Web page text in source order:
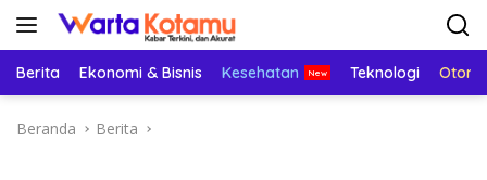
Langsung
Berita Ekonomi & Bisnis Kesehatan Teknologi
Beranda Berita